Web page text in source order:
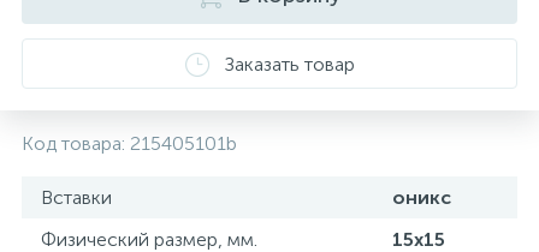
Заказать товар
Код товара: 215405101b
Вставки
оникс
Физический размер, мм.
15х15